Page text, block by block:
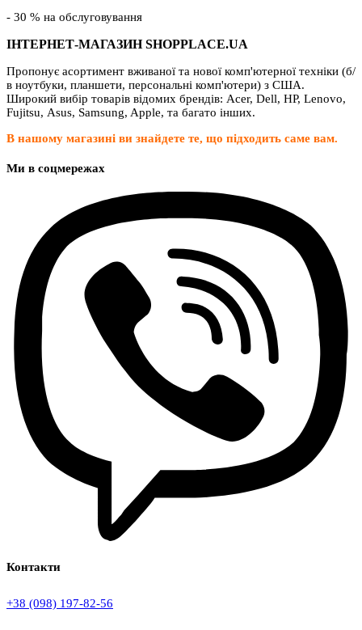
- 30 % на обслуговування
ІНТЕРНЕТ-МАГАЗИН SHOPPLACE.UA
Пропонує асортимент вживаної та нової комп'ютерної техніки (б/
в ноутбуки, планшети, персональні комп'ютери) з США.
Широкий вибір товарів відомих брендів: Acer, Dell, HP, Lenovo,
Fujitsu, Asus, Samsung, Apple, та багато інших.
В нашому магазині ви знайдете те, що підходить саме вам.
Ми в соцмережах
Контакти
+38 (098) 197-82-56